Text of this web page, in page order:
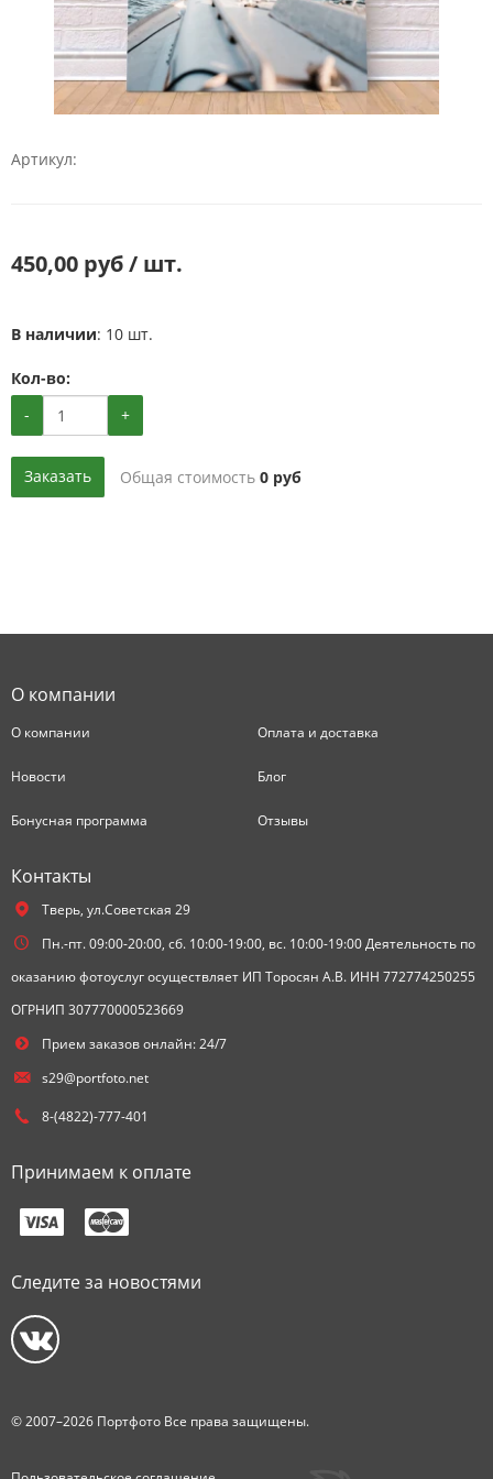
Артикул:
450,00 руб / шт.
В наличии: 10 шт.
Кол-во:
-
+
Заказать Общая стоимость 0 руб
О компании
О компании Оплата и доставка
Новости Блог
Бонусная программа Отзывы
Контакты
Тверь, ул.Советская 29
Пн.-пт. 09:00-20:00, сб. 10:00-19:00, вс. 10:00-19:00 Деятельность по
оказанию фотоуслуг осуществляет ИП Торосян А.В. ИНН 772774250255
ОГРНИП 307770000523669
Прием заказов онлайн: 24/7
s29@portfoto.net
8-(4822)-777-401
Принимаем к оплате
Следите за новостями
© 2007–2026 Портфото Все права защищены.